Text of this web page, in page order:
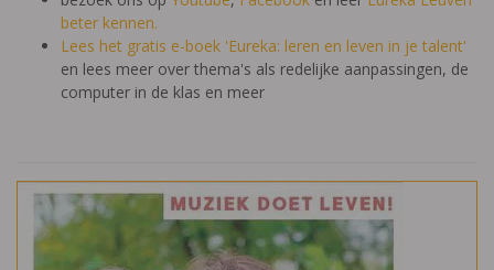
beter kennen.
Lees het gratis e-boek 'Eureka: leren en leven in je talent'
en lees meer over thema's als redelijke aanpassingen, de
computer in de klas en meer